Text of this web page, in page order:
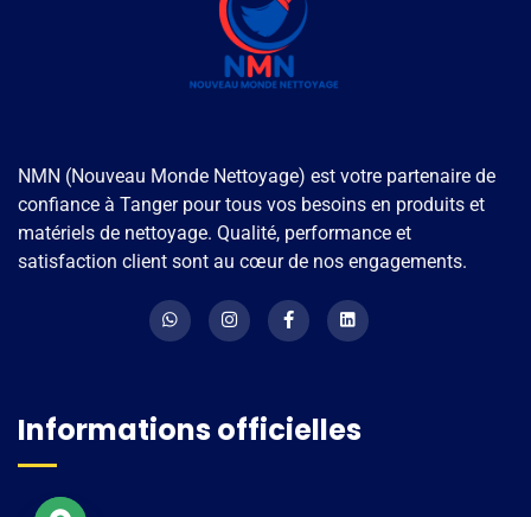
NMN (Nouveau Monde Nettoyage) est votre partenaire de
confiance à Tanger pour tous vos besoins en produits et
matériels de nettoyage. Qualité, performance et
satisfaction client sont au cœur de nos engagements.
Informations officielles